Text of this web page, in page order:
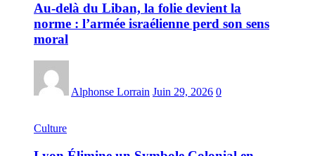
Au-delà du Liban, la folie devient la
norme : l’armée israélienne perd son sens
moral
Alphonse Lorrain Juin 29, 2026 0
Culture